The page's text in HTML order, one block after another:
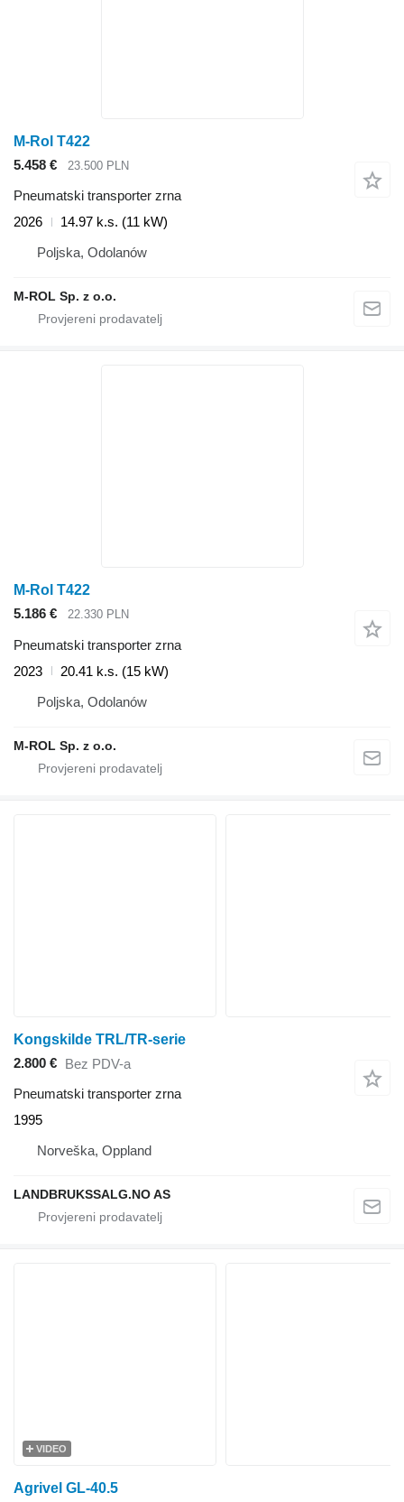
M-Rol T422
5.458 €
23.500 PLN
Pneumatski transporter zrna
2026
14.97 k.s. (11 kW)
Poljska, Odolanów
M-ROL Sp. z o.o.
M-Rol T422
5.186 €
22.330 PLN
Pneumatski transporter zrna
2023
20.41 k.s. (15 kW)
Poljska, Odolanów
M-ROL Sp. z o.o.
Kongskilde TRL/TR-serie
2.800 € Bez PDV-a
Pneumatski transporter zrna
1995
Norveška, Oppland
LANDBRUKSSALG.NO AS
VIDEO
Agrivel GL-40.5